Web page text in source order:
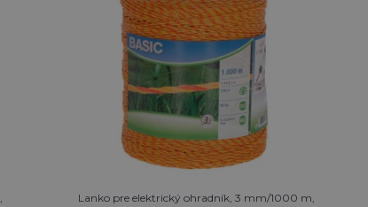
Lanko pre elektrický ohradník, 3 mm/1000 m,